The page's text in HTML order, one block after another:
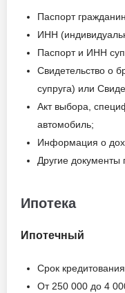
Паспорт
ИНН
Паспорт и ИНН
Свидетельство о
супруга) или
Акт выбора,
автомобиль;
Информация о
Другие документы
Ипотека
Ипотечный
Срок
От 250 000 до 4